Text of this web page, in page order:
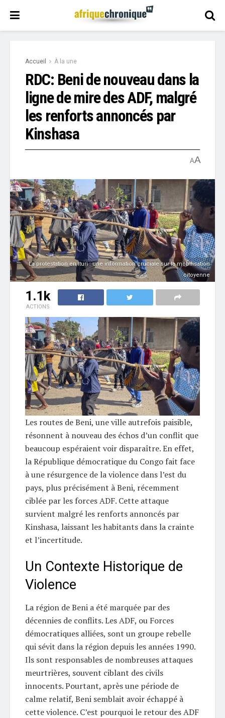
Accueil À la une
RDC: Beni de nouveau dans la
ligne de mire des ADF, malgré
les renforts annoncés par
Kinshasa
AA
La protestation en Ituri : une information cruciale sur la mobilisation
citoyenne
1.1k
ACTIONS
Les routes de Beni, une ville autrefois paisible,
résonnent à nouveau des échos d’un conflit que
beaucoup espéraient voir disparaître. En effet,
la République démocratique du Congo fait face
à une résurgence de la violence dans l’est du
pays, plus précisément à Beni, récemment
ciblée par les forces ADF. Cette attaque
survient malgré les renforts annoncés par
Kinshasa, laissant les habitants dans la crainte
et l’incertitude.
Un Contexte Historique de
Violence
La région de Beni a été marquée par des
décennies de conflits. Les ADF, ou Forces
démocratiques alliées, sont un groupe rebelle
qui sévit dans la région depuis les années 1990.
Ils sont responsables de nombreuses attaques
meurtrières, souvent ciblant des civils
innocents. Pourtant, après une période de
calme relatif, Beni semblait avoir échappé à
cette violence. C’est pourquoi le retour des ADF